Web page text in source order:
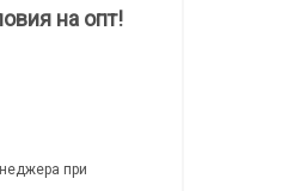
на опт!
при